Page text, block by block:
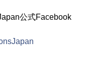
公式Facebook